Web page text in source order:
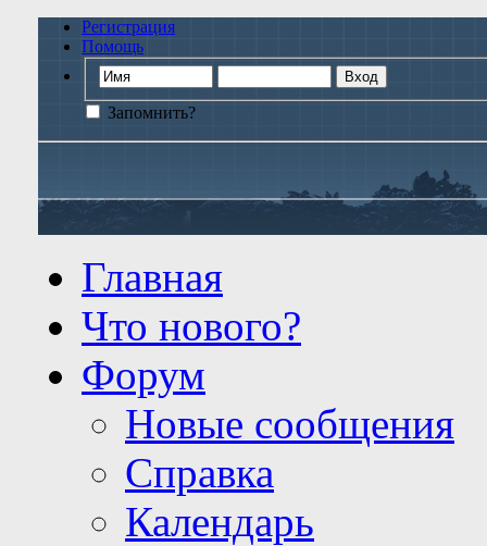
Регистрация
Помощь
Запомнить?
Главная
Что нового?
Форум
Новые сообщения
Справка
Календарь